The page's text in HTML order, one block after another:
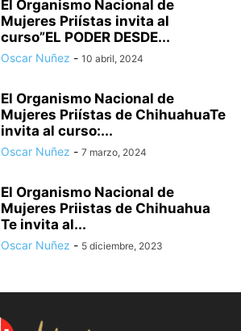
El Organismo Nacional de
Mujeres Priístas invita al
curso”EL PODER DESDE...
Oscar Nuñez - 10 abril, 2024
El Organismo Nacional de
Mujeres Priístas de ChihuahuaTe
invita al curso:...
Oscar Nuñez - 7 marzo, 2024
El Organismo Nacional de
Mujeres Priistas de Chihuahua
Te invita al...
Oscar Nuñez - 5 diciembre, 2023